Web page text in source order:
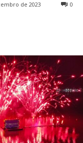
de 2023 0